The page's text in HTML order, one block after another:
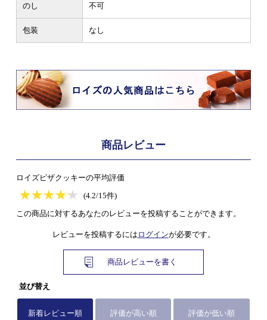
のし 不可
包装 なし
商品レビュー
ロイズピザクッキーの平均評価
★★★★★
★★★★★
(4.2/15件)
この商品に対するあなたのレビューを投稿することができます。
レビューを投稿するには ログインが必要です。
商品レビューを書く
並び替え
新着レビュー順 評価が高い順 評価が低い順